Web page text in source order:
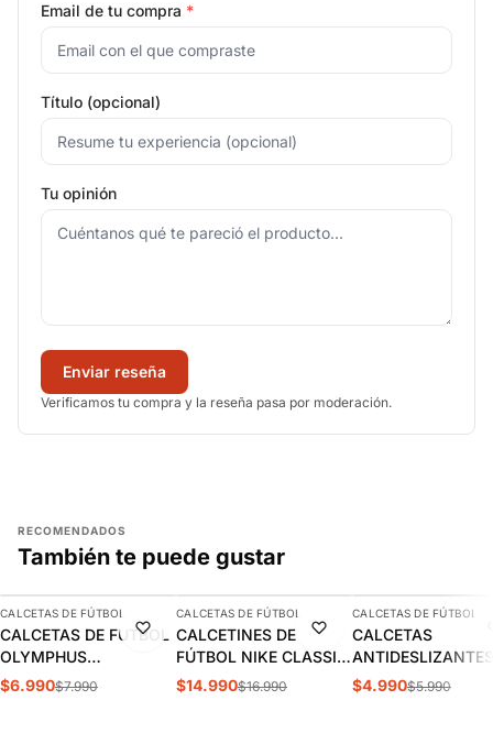
Email de tu compra *
Título (opcional)
Tu opinión
Enviar reseña
Verificamos tu compra y la reseña pasa por moderación.
RECOMENDADOS
También te puede gustar
-13%
AGREGAR
CALCETAS DE FÚTBOL
CALCETAS DE FUTBOL
OLYMPHUS
ANTIDESLIZANTES
$6.990$7.990
-12%
AGREGAR
CALCETAS DE FÚTBOL
CALCETINES DE
FÚTBOL NIKE CLASSIC
2 NEGROS (UNISEX) |
$14.990$16.990
-17%
CALCETAS DE FÚTBOL
CALCETAS
ANTIDESLIZANTES
FÚTBOL OXN
$4.990$5.990